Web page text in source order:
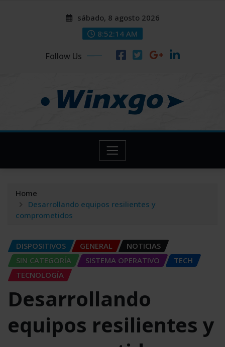
sábado, 8 agosto 2026
8:52:16 AM
Follow Us
Home
Desarrollando equipos resilientes y
comprometidos
DISPOSITIVOS GENERAL
NOTICIAS
SIN CATEGORÍA
SISTEMA OPERATIVO
TECH
TECNOLOGÍA
Desarrollando
equipos resilientes y